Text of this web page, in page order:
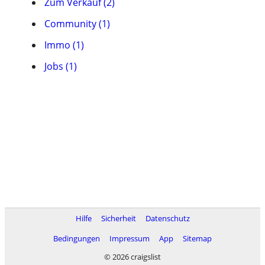
Community (1)
Immo (1)
Jobs (1)
Hilfe Sicherheit
Datenschutz
Bedingungen
Impressum App
Sitemap
© 2026 craigslist